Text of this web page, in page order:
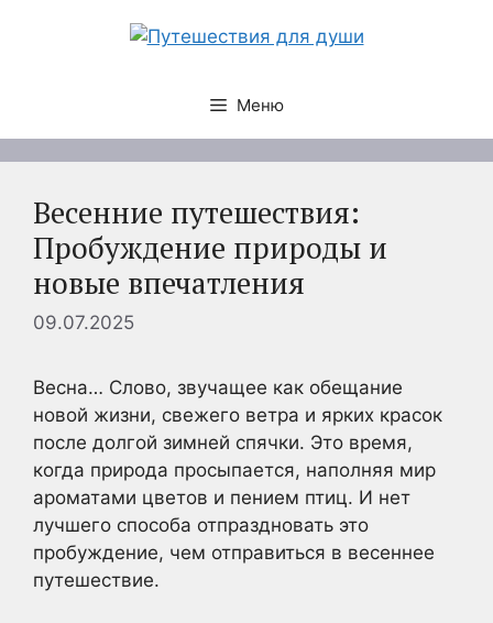
Меню
Весенние путешествия:
Пробуждение природы и
новые впечатления
09.07.2025
Весна… Слово, звучащее как обещание
новой жизни, свежего ветра и ярких красок
после долгой зимней спячки. Это время,
когда природа просыпается, наполняя мир
ароматами цветов и пением птиц. И нет
лучшего способа отпраздновать это
пробуждение, чем отправиться в весеннее
путешествие.